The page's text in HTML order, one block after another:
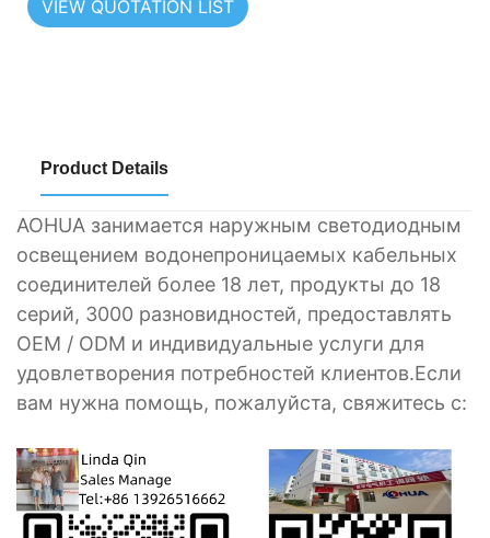
VIEW QUOTATION LIST
Product Details
AOHUA занимается наружным светодиодным
освещением водонепроницаемых кабельных
соединителей более 18 лет, продукты до 18
серий, 3000 разновидностей, предоставлять
OEM / ODM и индивидуальные услуги для
удовлетворения потребностей клиентов.Если
вам нужна помощь, пожалуйста, свяжитесь с: